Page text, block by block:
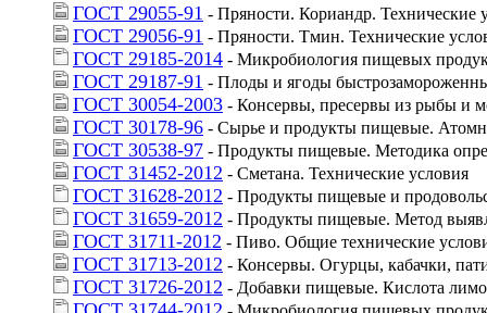
ГОСТ 29055-91 - Пряности. Кориандр. Технические
ГОСТ 29056-91 - Пряности. Тмин. Технические
ГОСТ 29185-2014 - Микробиология пищевых
ГОСТ 29187-91 - Плоды и ягоды
ГОСТ 30054-2003 - Консервы, пресервы из рыбы и
ГОСТ 30178-96 - Сырье и продукты пищевые.
ГОСТ 30538-97 - Продукты пищевые. Методика
ГОСТ 31452-2012 - Сметана. Технические условия
ГОСТ 31628-2012 - Продукты пищевые и
ГОСТ 31659-2012 - Продукты пищевые. Метод
ГОСТ 31711-2012 - Пиво. Общие технические
ГОСТ 31713-2012 - Консервы. Огурцы, кабачки,
ГОСТ 31726-2012 - Добавки пищевые. Кислота